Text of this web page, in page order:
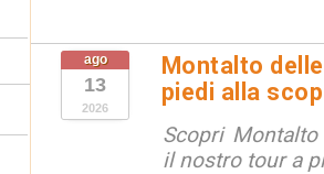
ago
13
2026
Montalto
piedi alla
Scopri
il nostro tour a